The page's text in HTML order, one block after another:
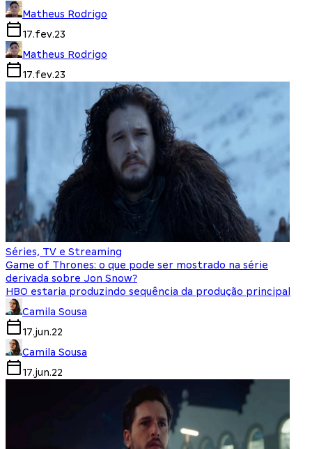
Matheus Rodrigo
17.fev.23
Matheus Rodrigo
17.fev.23
Séries, TV e Streaming
Game of Thrones: o que pode ser mostrado na série
derivada sobre Jon Snow?
HBO estaria produzindo sequência da produção principal
Camila Sousa
17.jun.22
Camila Sousa
17.jun.22